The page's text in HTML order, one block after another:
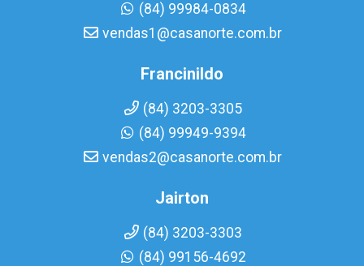
(84) 99984-0834
vendas1@casanorte.com.br
Francinildo
(84) 3203-3305
(84) 99949-9394
vendas2@casanorte.com.br
Jairton
(84) 3203-3303
(84) 99156-4692